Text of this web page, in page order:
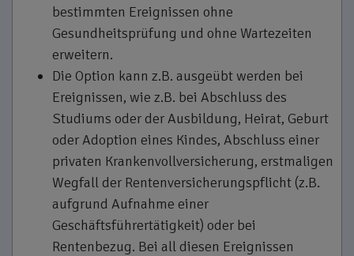
bestimmten Ereignissen ohne
Gesundheitsprüfung und ohne Wartezeiten
erweitern.
Die Option kann z.B. ausgeübt werden bei
Ereignissen, wie z.B. bei Abschluss des
Studiums oder der Ausbildung, Heirat, Geburt
oder Adoption eines Kindes, Abschluss einer
privaten Krankenvollversicherung, erstmaligen
Wegfall der Rentenversicherungspflicht (z.B.
aufgrund Aufnahme einer
Geschäftsführertätigkeit) oder bei
Rentenbezug. Bei all diesen Ereignissen